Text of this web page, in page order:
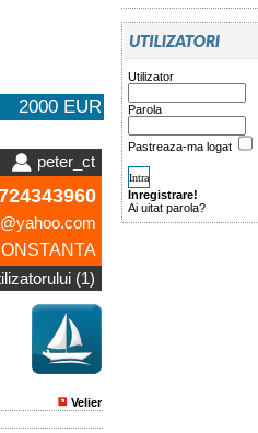
2000 EUR
peter_ct
(1)
Velier
Utilizator
Parola
Pastreaza-ma logat
Inregistrare!
Ai uitat parola?